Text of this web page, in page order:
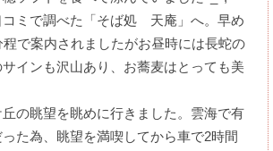
コミで調べた「そば処 天庵」へ。早め
で案内されましたがお昼時には長蛇の
インも沢山あり、お蕎麦はとっても美
の眺望を眺めに行きました。雲海で有
た為、眺望を満喫してから車で2時間